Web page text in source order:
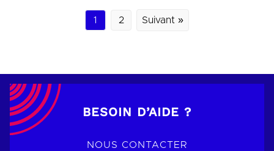
1 2 Suivant »
BESOIN D’AIDE ?
NOUS CONTACTER